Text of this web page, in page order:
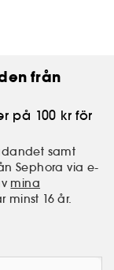
från
på 100 kr för
samt
Sephora via e-
mina
minst 16 år.